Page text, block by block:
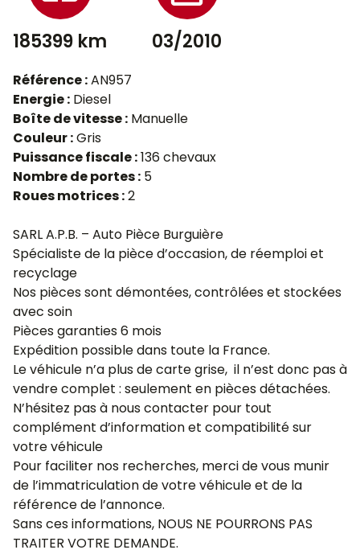
185399 km 03/2010
Référence :AN957
Energie : Diesel
Boîte de vitesse : Manuelle
Couleur :Gris
Puissance fiscale :136 chevaux
Nombre de portes : 5
Roues motrices :2
SARL A.P.B. – Auto Pièce Burguière
Spécialiste de la pièce d’occasion, de réemploi et
recyclage
Nos pièces sont démontées, contrôlées et stockées
avec soin
Pièces garanties 6 mois
Expédition possible dans toute la France.
Le véhicule n’a plus de carte grise, il n’est donc pas à
vendre complet : seulement en pièces détachées.
N’hésitez pas à nous contacter pour tout
complément d’information et compatibilité sur
votre véhicule
Pour faciliter nos recherches, merci de vous munir
de l’immatriculation de votre véhicule et de la
référence de l’annonce.
Sans ces informations, NOUS NE POURRONS PAS
TRAITER VOTRE DEMANDE.